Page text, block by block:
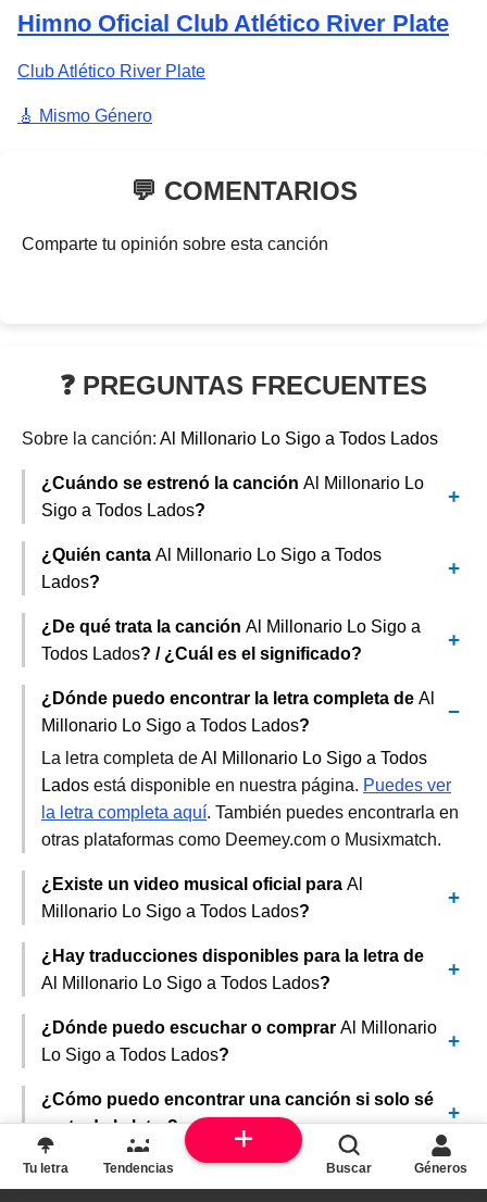
Himno Oficial Club Atlético River Plate
Club Atlético River Plate
🎸 Mismo Género
💬 COMENTARIOS
Comparte tu opinión sobre esta canción
❓ PREGUNTAS FRECUENTES
Sobre la canción: Al Millonario Lo Sigo a Todos Lados
¿Cuándo se estrenó la canción Al Millonario Lo
Sigo a Todos Lados?
¿Quién canta Al Millonario Lo Sigo a Todos
Lados?
¿De qué trata la canción Al Millonario Lo Sigo a
Todos Lados? / ¿Cuál es el significado?
¿Dónde puedo encontrar la letra completa de Al
Millonario Lo Sigo a Todos Lados?
La letra completa deAl Millonario Lo Sigo a Todos
Lados está disponible en nuestra página. Puedes ver
la letra completa aquí. También puedes encontrarla en
otras plataformas como Deemey.com o Musixmatch.
¿Existe un video musical oficial para Al
Millonario Lo Sigo a Todos Lados?
¿Hay traducciones disponibles para la letra de
Al Millonario Lo Sigo a Todos Lados?
¿Dónde puedo escuchar o comprar Al Millonario
Lo Sigo a Todos Lados?
¿Cómo puedo encontrar una canción si solo sé
parte de la letra?
Tu letra Tendencias Buscar Géneros